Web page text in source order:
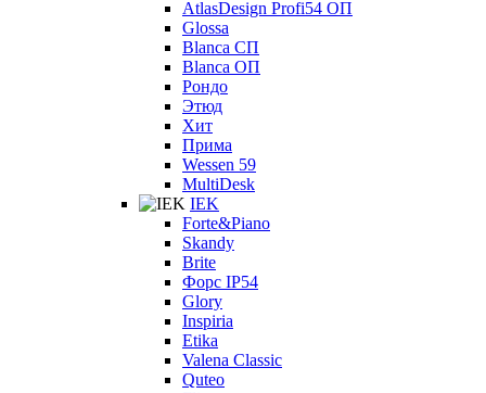
AtlasDesign Profi54 ОП
Glossa
Blanca СП
Blanca ОП
Рондо
Этюд
Хит
Прима
Wessen 59
MultiDesk
IEK
Forte&Piano
Skandy
Brite
Форс IP54
Glory
Inspiria
Etika
Valena Classic
Quteo